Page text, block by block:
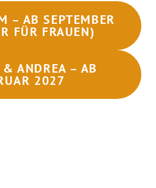
– AB SEPTEMBER
FÜR FRAUEN)
ANDREA – AB
2027